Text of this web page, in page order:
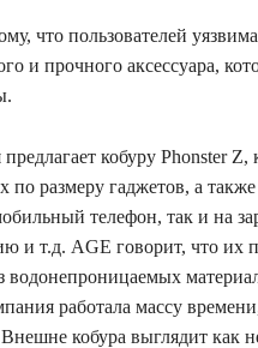
что пользователей
и прочного аксессуара,
кобуру Phonster
по размеру гаджетов, а
телефон, так и на
и т.д. AGE говорит, что их
водонепроницаемых
работала массу
кобура выглядит как